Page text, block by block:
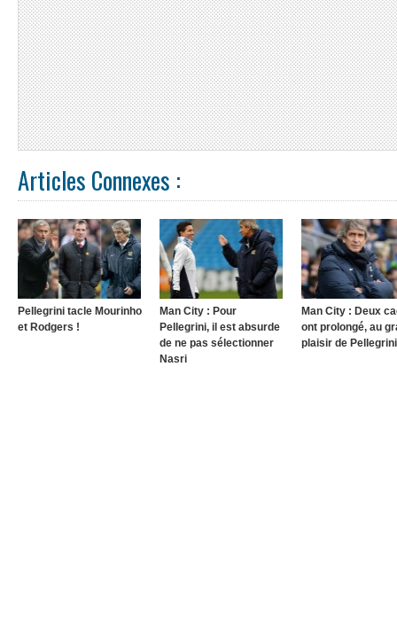
Articles Connexes :
Pellegrini tacle Mourinho
et Rodgers !
Man City : Pour
Pellegrini, il est absurde
de ne pas sélectionner
Nasri
Man City : Deux
ont prolongé, au
plaisir de Pellegrini